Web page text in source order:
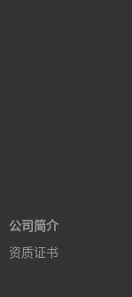
公司简介
资质证书